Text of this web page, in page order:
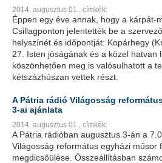
2014. augusztus 01., címkék:
Éppen egy éve annak, hogy a kárpát-
Csillagponton jelentették be a
helyszínét és időpontját: Kopárhegy
27. Isten jóságának és a közel hatvan
köszönhetően meg is valósulhatott a
kétszázhúszan vettek részt.
A Pátria rádió Világosság
3-ai ajánlata
2014. augusztus 01., címkék:
A Pátria rádióban augusztus 3-án a
Világosság református egyházi műsor
megdicsőülése. Összeállításban